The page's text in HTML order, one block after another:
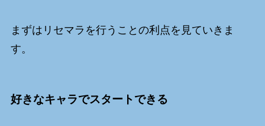
まずはリセマラを行うことの利点を見ていきま
す。
好きなキャラでスタートできる